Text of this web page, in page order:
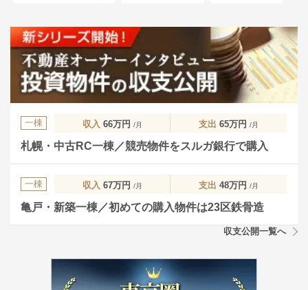
一棟 収入 66万円 /月 支出 65万円 /月
札幌・中古RC一棟／競売物件をスルガ銀行で購入
一棟 収入 67万円 /月 支出 48万円 /月
亀戸・新築一棟／初めての購入物件は23区鉄骨造
収支公開一覧へ